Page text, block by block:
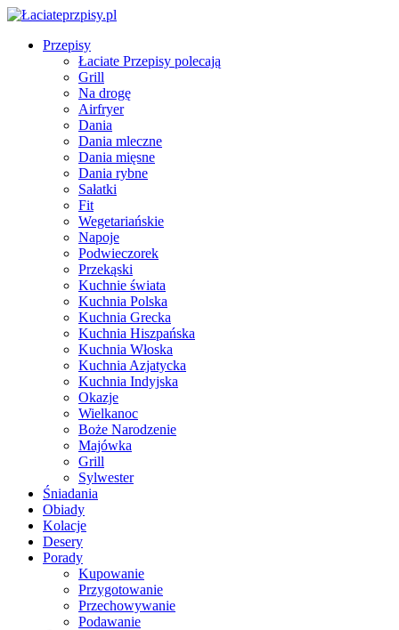
Przepisy
Łaciate Przepisy polecają
Grill
Na drogę
Airfryer
Dania
Dania mleczne
Dania mięsne
Dania rybne
Sałatki
Fit
Wegetariańskie
Napoje
Podwieczorek
Przekąski
Kuchnie świata
Kuchnia Polska
Kuchnia Grecka
Kuchnia Hiszpańska
Kuchnia Włoska
Kuchnia Azjatycka
Kuchnia Indyjska
Okazje
Wielkanoc
Boże Narodzenie
Majówka
Grill
Sylwester
Śniadania
Obiady
Kolacje
Desery
Porady
Kupowanie
Przygotowanie
Przechowywanie
Podawanie